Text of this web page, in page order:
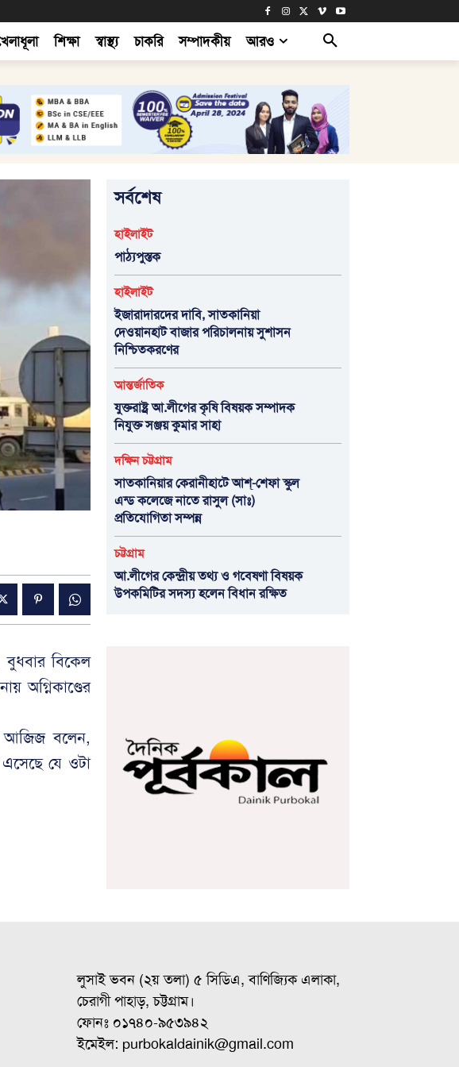
শিক্ষা স্বাস্থ্য চাকরি সম্পাদকীয় আরও
বুধবার বিকেল
অগ্নিকাণ্ডের
আজিজ বলেন,
যে ওটা
সর্বশেষ
হাইলাইট
পাঠ্যপুস্তক
হাইলাইট
ইজারাদারদের দাবি, সাতকানিয়া
দেওয়ানহাট বাজার পরিচালনায় সুশাসন
নিশ্চিতকরণের
আন্তর্জাতিক
যুক্তরাষ্ট্র আ.লীগের কৃষি বিষয়ক সম্পাদক
নিযুক্ত সঞ্জয় কুমার সাহা
দক্ষিন চট্টগ্রাম
সাতকানিয়ার কেরানীহাটে আশ্-শেফা স্কুল
এন্ড কলেজে নাতে রাসুল (সাঃ)
প্রতিযোগিতা সম্পন্ন
চট্টগ্রাম
আ.লীগের কেন্দ্রীয় তথ্য ও গবেষণা বিষয়ক
উপকমিটির সদস্য হলেন বিধান রক্ষিত
লুসাই ভবন (২য় তলা) ৫ সিডিএ, বাণিজ্যিক এলাকা,
চেরাগী পাহাড়, চট্টগ্রাম।
ফোনঃ ০১৭৪০-৯৫৩৯৪২
ইমেইল: purbokaldainik@gmail.com